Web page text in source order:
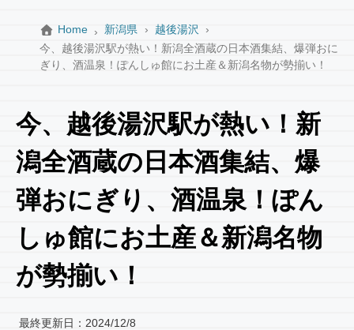
Home 新潟県
越後湯沢
今、越後湯沢駅が熱い！新潟全酒蔵の日本酒集結、爆弾おに
ぎり、酒温泉！ぽんしゅ館にお土産＆新潟名物が勢揃い！
今、越後湯沢駅が熱い！新
潟全酒蔵の日本酒集結、爆
弾おにぎり、酒温泉！ぽん
しゅ館にお土産＆新潟名物
が勢揃い！
最終更新日： 2024/12/8